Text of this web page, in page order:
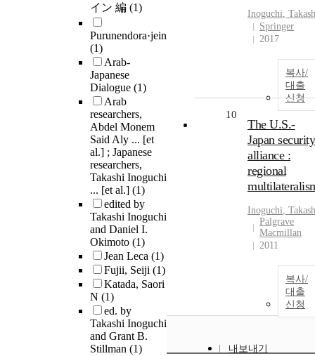
イン 編 (1)
Purunendora·jein
(1)
Arab-
Japanese
Dialogue (1)
Arab
researchers,
Abdel Monem
Said Aly ... [et
al.] ; Japanese
researchers,
Takashi Inoguchi
... [et al.] (1)
edited by
Takashi Inoguchi
and Daniel I.
Okimoto (1)
Jean Leca (1)
Fujii, Seiji (1)
Katada, Saori
N (1)
ed. by
Takashi Inoguchi
and Grant B.
Stillman (1)
Inoguchi,
Springer
2017
복사/
대출
신청
10
The U.S.-
Japan security
alliance :
regional
Inoguchi,
Palgrave
Macmillan
2011
복사/
대출
신청
내보내기